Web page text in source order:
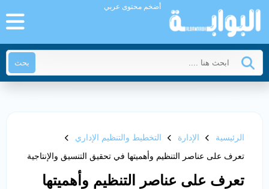
أضخم محتوى عربي
بحث
الرئيسية الإدارة
التخطيط والتنظيم الإداري
تعرف على عناصر التنظيم وأهميتها في تحقيق التنسيق والإنتاجية
تعرف على عناصر التنظيم وأهميتها